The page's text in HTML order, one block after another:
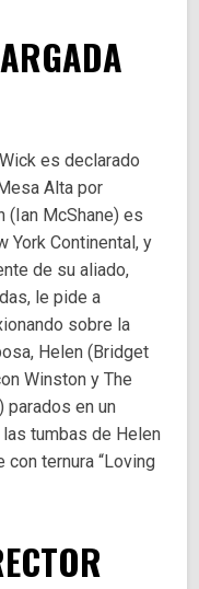
es declarado
Alta por
(Ian McShane) es
York Continental, y
de su aliado,
le pide a
sobre la
Helen (Bridget
Winston y The
parados en un
tumbas de Helen
con ternura “Loving